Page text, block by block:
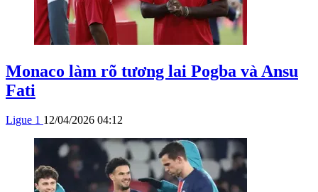
Monaco làm rõ tương lai Pogba và Ansu
Fati
Ligue 1 12/04/2026 04:12